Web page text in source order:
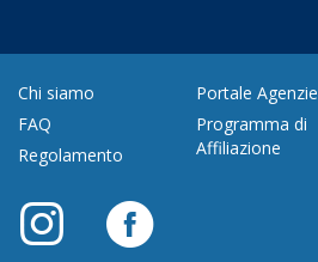
Chi siamo
FAQ
Regolamento
Portale Agenzie
Programma di
Affiliazione